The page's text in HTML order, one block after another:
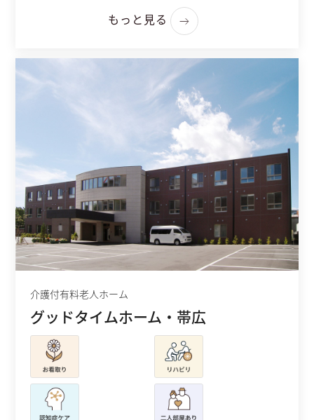
もっと見る
介護付有料老人ホーム
グッドタイムホーム・帯広